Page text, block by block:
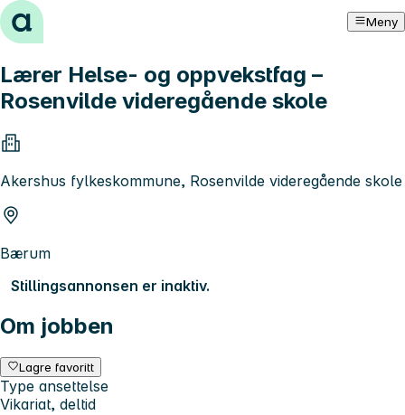
Hopp til innhold Meny
Lærer Helse- og oppvekstfag –
Rosenvilde videregående skole
Akershus fylkeskommune, Rosenvilde videregående skole
Bærum
Stillingsannonsen er inaktiv.
Om jobben
Lagre favoritt
Type ansettelse
Vikariat, deltid